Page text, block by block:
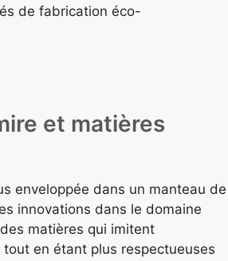
de fabrication éco-
et matières
enveloppée dans un manteau de
innovations dans le domaine
matières qui imitent
en étant plus respectueuses